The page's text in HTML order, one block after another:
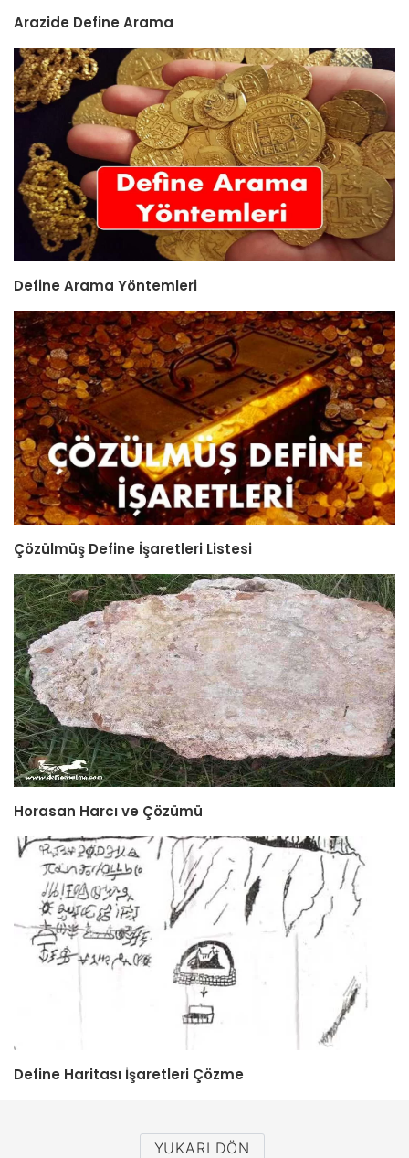
Arazide Define Arama
Define Arama Yöntemleri
Çözülmüş Define İşaretleri Listesi
Horasan Harcı ve Çözümü
Define Haritası İşaretleri Çözme
YUKARI DÖN